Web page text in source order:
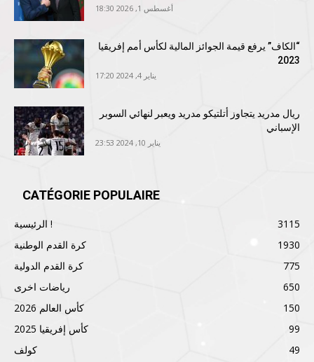
أغسطس 1, 2026 18:30
“الكاف” يرفع قيمة الجوائز المالية لكأس أمم إفريقيا
2023
يناير 4, 2024 17:20
ريال مدريد يتجاوز أتلتيكو مدريد ويعبر لنهائي السوبر
الإسباني
يناير 10, 2024 23:53
CATÉGORIE POPULAIRE
الرئيسية !
3115
كرة القدم الوطنية
1930
كرة القدم الدولية
775
رياضات اخرى
650
كأس العالم 2026
150
كأس إفريقيا 2025
99
كولف
49